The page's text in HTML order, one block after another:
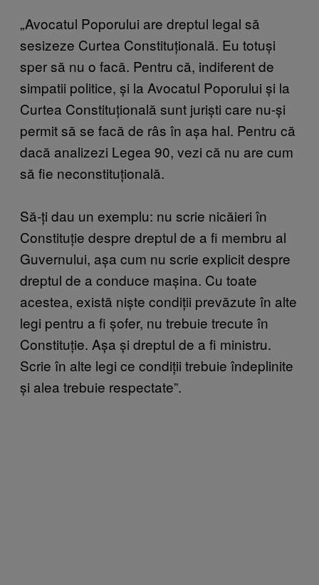
„Avocatul Poporului are dreptul legal să
sesizeze Curtea Constituțională. Eu totuși
sper să nu o facă. Pentru că, indiferent de
simpatii politice, și la Avocatul Poporului și la
Curtea Constituțională sunt juriști care nu-și
permit să se facă de râs în așa hal. Pentru că
dacă analizezi Legea 90, vezi că nu are cum
să fie neconstituțională.
Să-ți dau un exemplu: nu scrie nicăieri în
Constituție despre dreptul de a fi membru al
Guvernului, așa cum nu scrie explicit despre
dreptul de a conduce mașina. Cu toate
acestea, există niște condiții prevăzute în alte
legi pentru a fi șofer, nu trebuie trecute în
Constituție. Așa și dreptul de a fi ministru.
Scrie în alte legi ce condiții trebuie îndeplinite
și alea trebuie respectate”.